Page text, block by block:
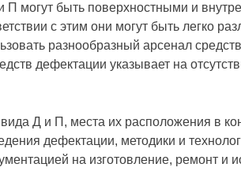
могут быть поверхностными и
с этим они могут быть легко
разнообразный арсенал
дефектации указывает на
Д и П, места их расположения в
дефектации, методики и
на изготовление, ремонт и